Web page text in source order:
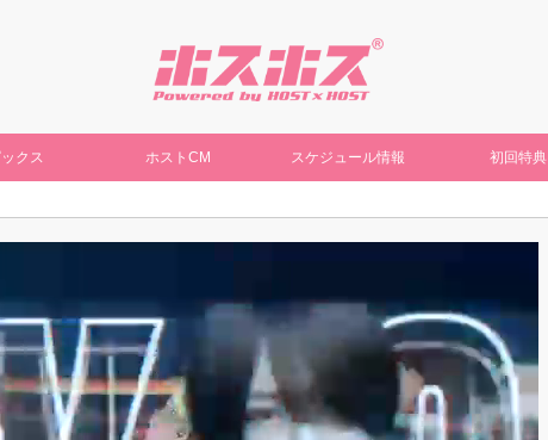
ックス ホストCM スケジュール情報 初回特典